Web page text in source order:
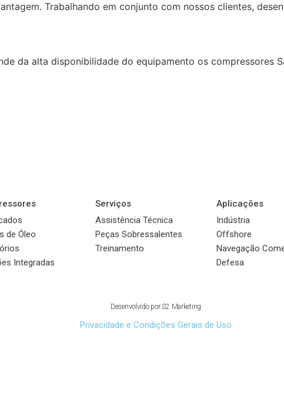
Trabalhando em conjunto com nossos clientes,
da alta disponibilidade do equipamento os compressores
de Óleo
Integradas
Serviços
Assistência Técnica
Peças Sobressalentes
Treinamento
Aplicações
Indústria
Offshore
Navegação
Defesa
Desenvolvido porS2 Marketing
Privacidade e Condições Gerais de Uso